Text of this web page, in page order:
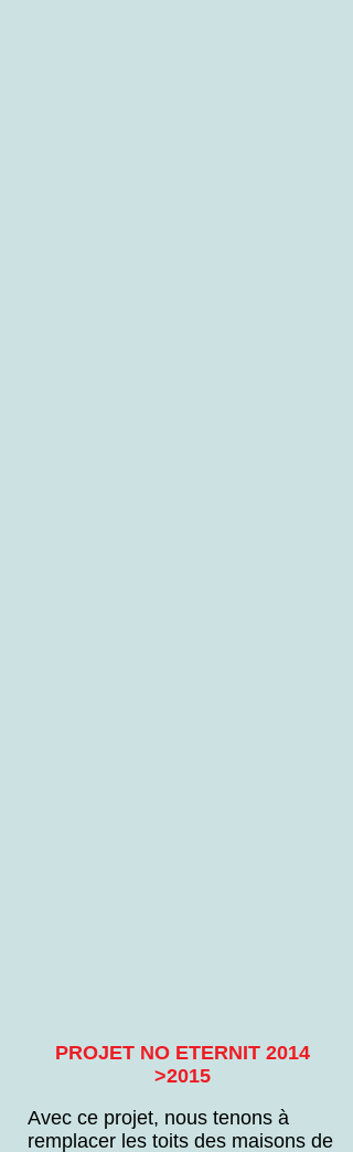
PROJET NO ETERNIT 2014
>2015
Avec ce projet, nous tenons à
remplacer les toits des maisons de